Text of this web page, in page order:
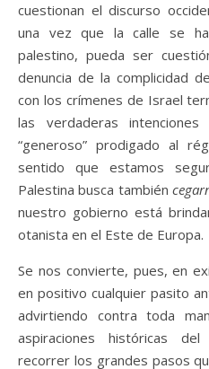
cuestionan el discurso
una vez que la calle se
palestino, pueda ser
denuncia de la complicidad
con los crímenes de Israel
las verdaderas
“generoso” prodigado al
sentido que estamos
Palestina busca también
nuestro gobierno está
otanista en el Este de Europa.
Se nos convierte, pues, en
en positivo cualquier pasito
advirtiendo contra toda
aspiraciones históricas
recorrer los grandes pasos